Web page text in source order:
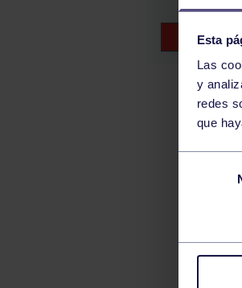
Esta
Las
y
redes
que
KÁRATE
LUCHA
MONTAÑA
NATACIÓN
ORFEÓN
RUGBY
BUSCAR